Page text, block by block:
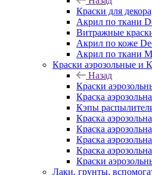
Краски для
Акрил по ткани
Витражные
Акрил по коже
Акрил по ткани
Краски аэрозольные и
Назад
Краски
Краска
Кэпы
Краска
Краска
Краска
Краска
Краски
Лаки, грунты,